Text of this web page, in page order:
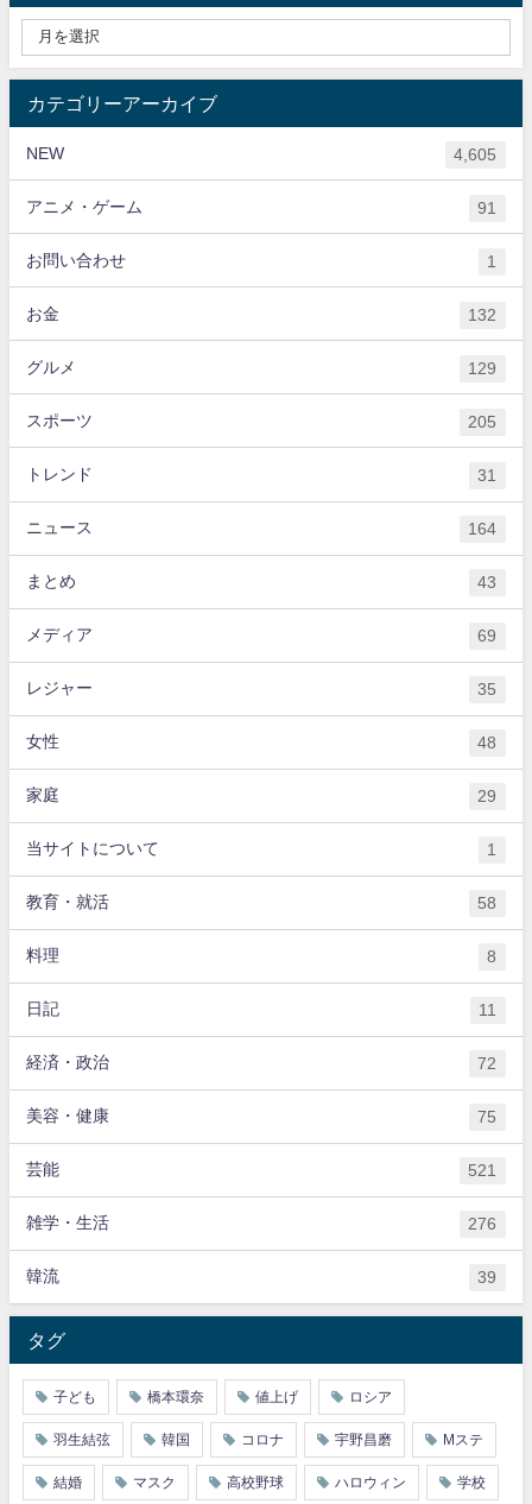
カテゴリーアーカイブ
NEW 4,605
アニメ・ゲーム 91
お問い合わせ 1
お金 132
グルメ 129
スポーツ 205
トレンド 31
ニュース 164
まとめ 43
メディア 69
レジャー 35
女性 48
家庭 29
当サイトについて 1
教育・就活 58
料理 8
日記 11
経済・政治 72
美容・健康 75
芸能 521
雑学・生活 276
韓流 39
タグ
子ども 橋本環奈 値上げ ロシア
羽生結弦 韓国 コロナ 宇野昌磨 Mステ
結婚 マスク 高校野球 ハロウィン 学校